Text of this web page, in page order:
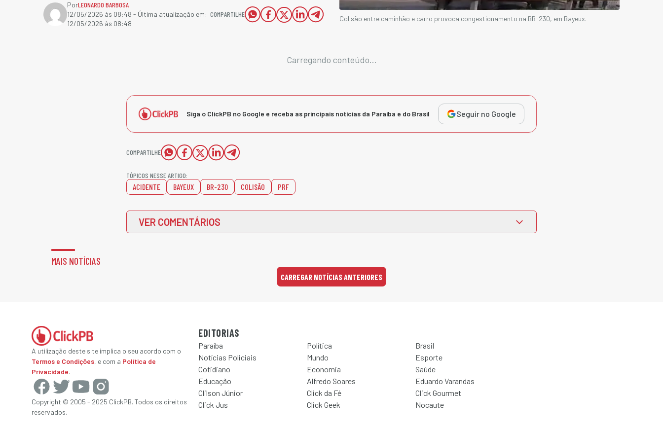
PorLEONARDO BARBOSA
12/05/2026 às 08:48 - Última atualização em:
12/05/2026 às 08:48
COMPARTILHE
Colisão entre caminhão e carro provoca congestionamento na BR-230, em Bayeux.
Carregando conteúdo...
Siga o ClickPB no Google e receba as principais notícias da Paraíba e do Brasil Seguir no Google
COMPARTILHE
TÓPICOS NESSE ARTIGO:
ACIDENTE BAYEUX BR-230 COLISÃO PRF
VER COMENTÁRIOS
MAIS NOTÍCIAS
CARREGAR NOTÍCIAS ANTERIORES
A utilização deste site implica o seu acordo com o
Termos e Condições, e com a Política de
Privacidade.
Copyright © 2005 - 2025 ClickPB. Todos os direitos
reservados.
EDITORIAS
Paraíba Política
Brasil
Notícias Policiais
Mundo
Esporte
Cotidiano
Economia
Saúde
Educação
Alfredo Soares
Eduardo Varandas
Clilson Júnior
Click da Fé
Click Gourmet
Click Jus
Click Geek Nocaute